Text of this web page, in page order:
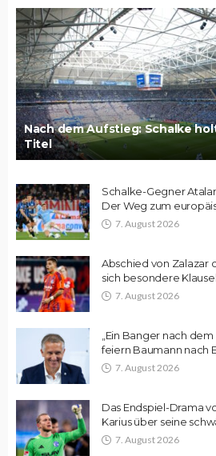
Nach dem Aufstieg: Schalke
Titel
Schalke-Gegner
Der Weg zum
7. August 2026
Abschied von Zalazar
sich besondere Klausel
7. August 2026
„Ein Banger nach
feiern Baumann nach
7. August 2026
Das Endspiel-Drama
Karius über seine
7. August 2026